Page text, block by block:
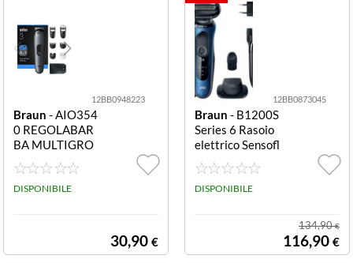
12BB0948223
Braun - AIO354
0 REGOLABAR
BA MULTIGRO
OM 8IN1 50MI
N AUTO 14LUN
GH
DISPONIBILE
30,90 €
12BB0873045
Braun - B1200S
Series 6 Rasoio
elettrico Sensofl
ex
DISPONIBILE
134,90€
116,90 €